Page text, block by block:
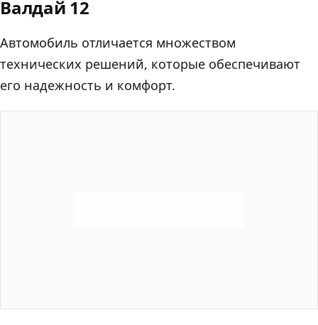
Валдай 12
Автомобиль отличается множеством
технических решений, которые обеспечивают
его надежность и комфорт.